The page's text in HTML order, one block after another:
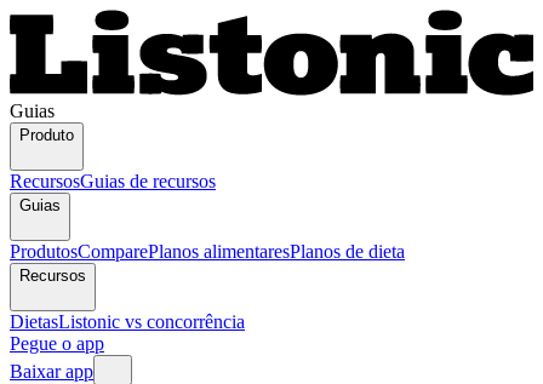
Guias
Produto
RecursosGuias de recursos
Guias
ProdutosComparePlanos alimentaresPlanos de dieta
Recursos
DietasListonic vs concorrência
Pegue o app
Baixar app